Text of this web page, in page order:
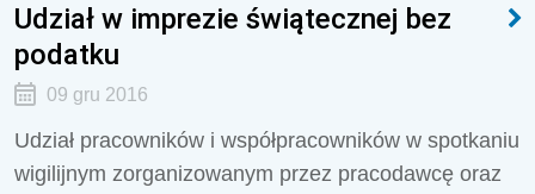
Udział w imprezie świątecznej bez
podatku
09 gru 2016
Udział pracowników i współpracowników w spotkaniu
wigilijnym zorganizowanym przez pracodawcę oraz